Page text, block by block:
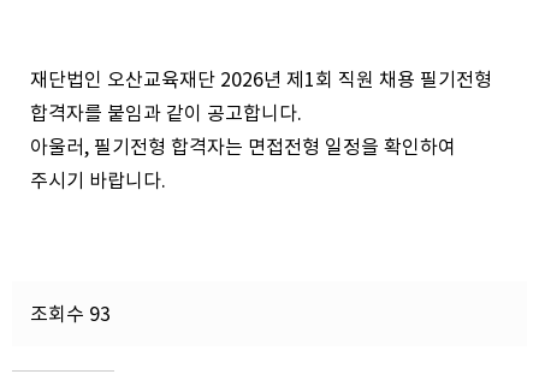
재단법인 오산교육재단 2026년 제1회 직원 채용 필기전형
합격자를 붙임과 같이 공고합니다.
아울러, 필기전형 합격자는 면접전형 일정을 확인하여
주시기 바랍니다.
조회수 93